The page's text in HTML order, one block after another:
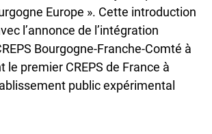
Europe ». Cette introduction
l’annonce de l’intégration
Bourgogne-Franche-Comté à
le premier CREPS de France à
public expérimental